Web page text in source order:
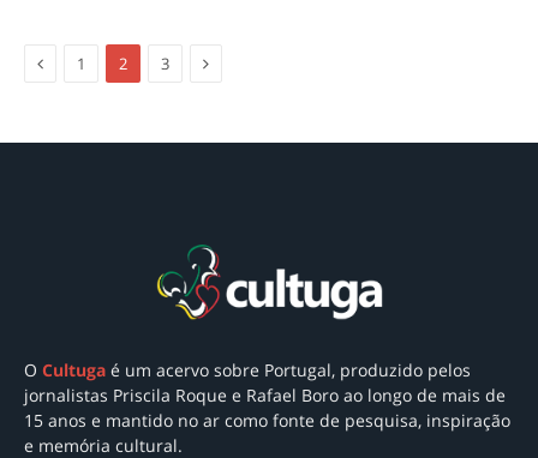
Anterior
1 2 3 Próxima
O Cultuga é um acervo sobre Portugal, produzido pelos
jornalistas Priscila Roque e Rafael Boro ao longo de mais de
15 anos e mantido no ar como fonte de pesquisa, inspiração
e memória cultural.